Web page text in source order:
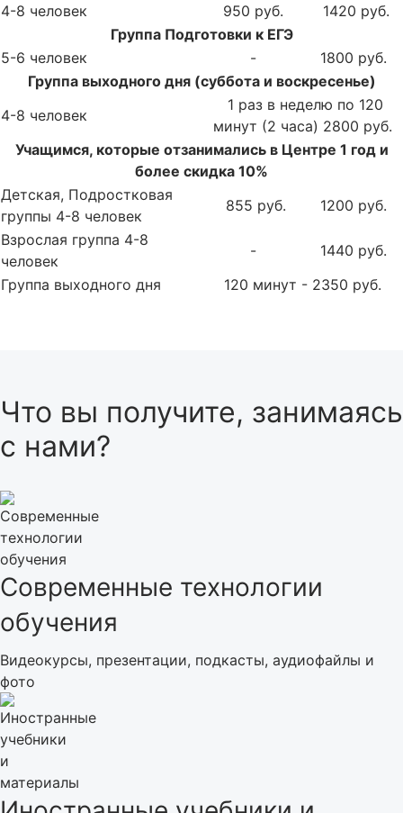
4-8 человек
950 руб.
1420 руб.
Группа Подготовки к ЕГЭ
5-6 человек
-
1800 руб.
Группа выходного дня (суббота и воскресенье)
4-8 человек
1 раз в неделю по 120
минут (2 часа) 2800 руб.
Учащимся, которые отзанимались в Центре 1 год и
более скидка 10%
Детская, Подростковая
группы 4-8 человек
855 руб.
1200 руб.
Взрослая группа 4-8
человек
-
1440 руб.
Группа выходного дня
120 минут - 2350 руб.
Что вы получите, занимаясь
с нами?
Современные технологии
обучения
Видеокурсы, презентации, подкасты, аудиофайлы и
фото